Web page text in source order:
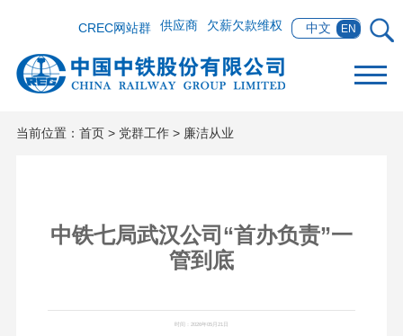
中文 EN
欠薪欠款维权
供应商
CREC网站群
当前位置： 首页> 党群工作> 廉洁从业
中铁七局武汉公司“首办负责”一
管到底
时间：2026年05月21日